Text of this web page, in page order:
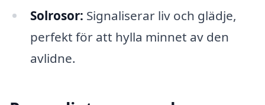
Solrosor: Signaliserar liv och glädje,
perfekt för att hylla minnet av den
avlidne.